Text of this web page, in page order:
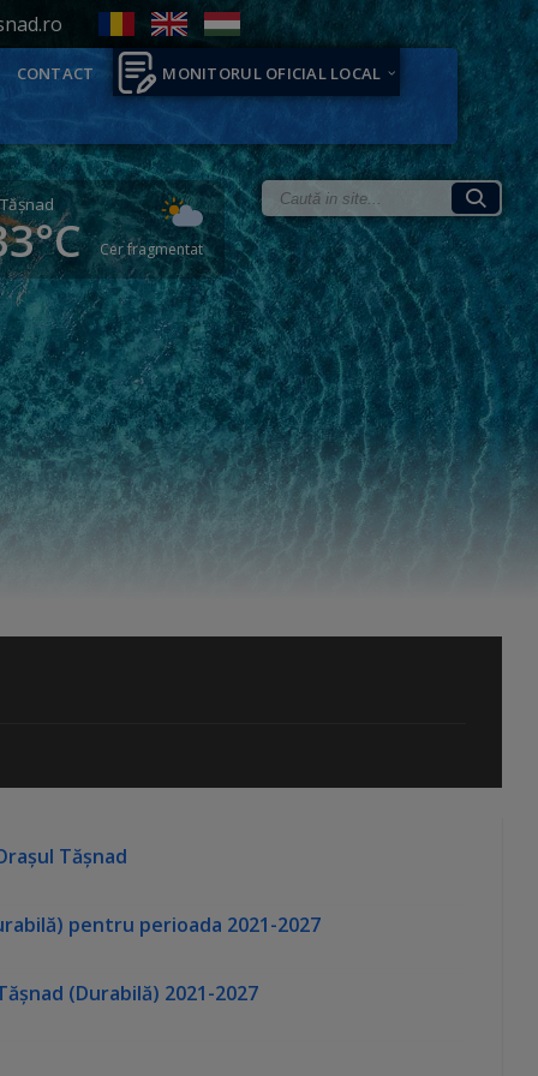
CONTACT MONITORUL OFICIAL LOCAL
Tăşnad
Cer fragmentat
Tășnad
pentru perioada 2021-2027
(Durabilă) 2021-2027